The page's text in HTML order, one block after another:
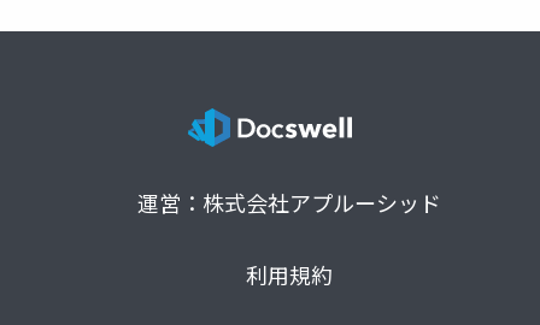
運営：株式会社アプルーシッド
利用規約